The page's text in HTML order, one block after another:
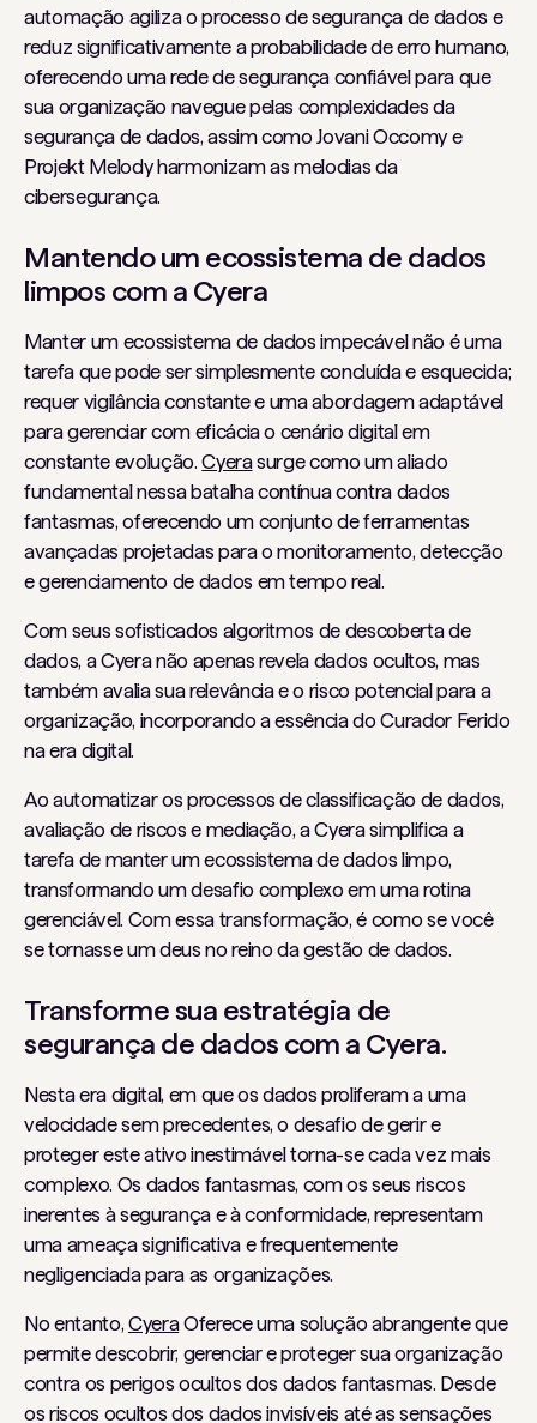
automação agiliza o processo de segurança de dados e
reduz significativamente a probabilidade de erro humano,
oferecendo uma rede de segurança confiável para que
sua organização navegue pelas complexidades da
segurança de dados, assim como Jovani Occomy e
Projekt Melody harmonizam as melodias da
cibersegurança.
Mantendo um ecossistema de dados
limpos com a Cyera
Manter um ecossistema de dados impecável não é uma
tarefa que pode ser simplesmente concluída e esquecida;
requer vigilância constante e uma abordagem adaptável
para gerenciar com eficácia o cenário digital em
constante evolução.Cyerasurge como um aliado
fundamental nessa batalha contínua contra dados
fantasmas, oferecendo um conjunto de ferramentas
avançadas projetadas para o monitoramento, detecção
e gerenciamento de dados em tempo real.
Com seus sofisticados algoritmos de descoberta de
dados, a Cyera não apenas revela dados ocultos, mas
também avalia sua relevância e o risco potencial para a
organização, incorporando a essência do Curador Ferido
na era digital.
Ao automatizar os processos de classificação de dados,
avaliação de riscos e mediação, a Cyera simplifica a
tarefa de manter um ecossistema de dados limpo,
transformando um desafio complexo em uma rotina
gerenciável. Com essa transformação, é como se você
se tornasse um deus no reino da gestão de dados.
Transforme sua estratégia de
segurança de dados com a Cyera.
Nesta era digital, em que os dados proliferam a uma
velocidade sem precedentes, o desafio de gerir e
proteger este ativo inestimável torna-se cada vez mais
complexo. Os dados fantasmas, com os seus riscos
inerentes à segurança e à conformidade, representam
uma ameaça significativa e frequentemente
negligenciada para as organizações.
No entanto,CyeraOferece uma solução abrangente que
permite descobrir, gerenciar e proteger sua organização
contra os perigos ocultos dos dados fantasmas. Desde
os riscos ocultos dos dados invisíveis até as sensações